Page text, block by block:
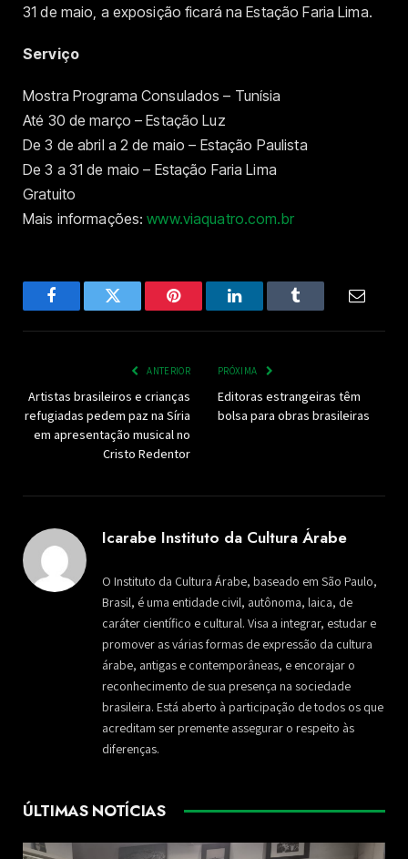
31 de maio, a exposição ficará na Estação Faria Lima.
Serviço
Mostra Programa Consulados – Tunísia
Até 30 de março – Estação Luz
De 3 de abril a 2 de maio – Estação Paulista
De 3 a 31 de maio – Estação Faria Lima
Gratuito
Mais informações:www.viaquatro.com.br
FacebookTwitter Pinterest LinkedInTumblr
ANTERIOR
Artistas brasileiros e crianças
refugiadas pedem paz na Síria
em apresentação musical no
Cristo Redentor
PRÓXIMA
Editoras estrangeiras têm
bolsa para obras brasileiras
Icarabe Instituto da Cultura Árabe
O Instituto da Cultura Árabe, baseado em São Paulo,
Brasil, é uma entidade civil, autônoma, laica, de
caráter científico e cultural. Visa a integrar, estudar e
promover as várias formas de expressão da cultura
árabe, antigas e contemporâneas, e encorajar o
reconhecimento de sua presença na sociedade
brasileira. Está aberto à participação de todos os que
acreditam ser premente assegurar o respeito às
diferenças.
ÚLTIMAS NOTÍCIAS